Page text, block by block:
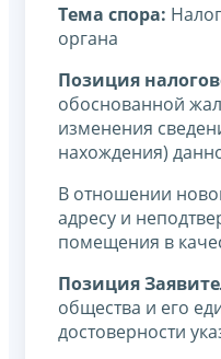
Тема спора:
органа
Позиция
обоснованной
изменения
нахождения)
В отношении
адресу и
помещения в
Позиция
общества и его
достоверности